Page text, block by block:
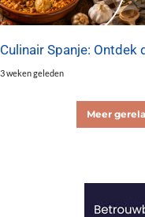
Culinair Spanje: Ontdek
3 weken geleden
Meer